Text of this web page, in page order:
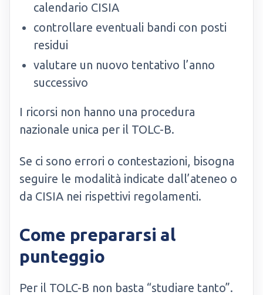
calendario CISIA
controllare eventuali bandi con posti
residui
valutare un nuovo tentativo l’anno
successivo
I ricorsi non hanno una procedura
nazionale unica per il TOLC-B.
Se ci sono errori o contestazioni, bisogna
seguire le modalità indicate dall’ateneo o
da CISIA nei rispettivi regolamenti.
Come prepararsi al
punteggio
Per il TOLC-B non basta “studiare tanto”.